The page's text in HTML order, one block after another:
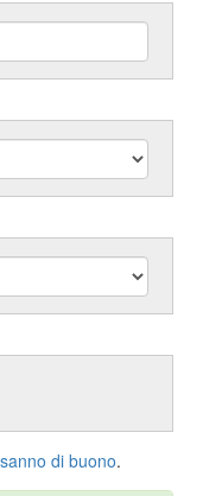
sanno di buono.